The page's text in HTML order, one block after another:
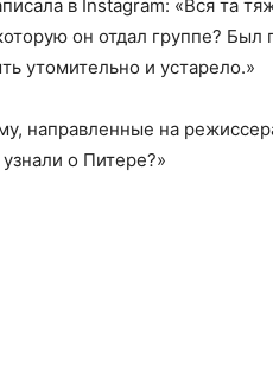
в Instagram: «Вся та
он отдал группе? Был
утомительно и устарело.»
направленные на
о Питере?»